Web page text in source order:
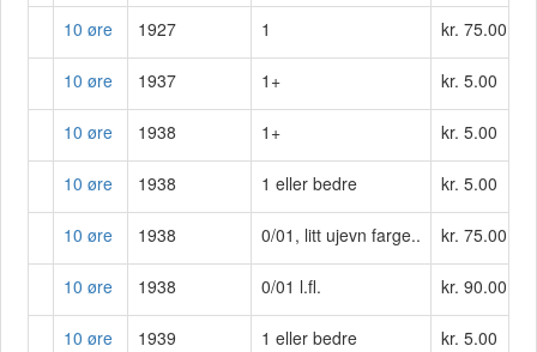
10 øre 1927 1 kr. 75.00
10 øre 1937 1+ kr. 5.00
10 øre 1938 1+ kr. 5.00
10 øre 1938 1 eller bedre kr. 5.00
10 øre 1938 0/01, litt ujevn farge.. kr. 75.00
10 øre 1938 0/01 l.fl. kr. 90.00
10 øre 1939 1 eller bedre kr. 5.00